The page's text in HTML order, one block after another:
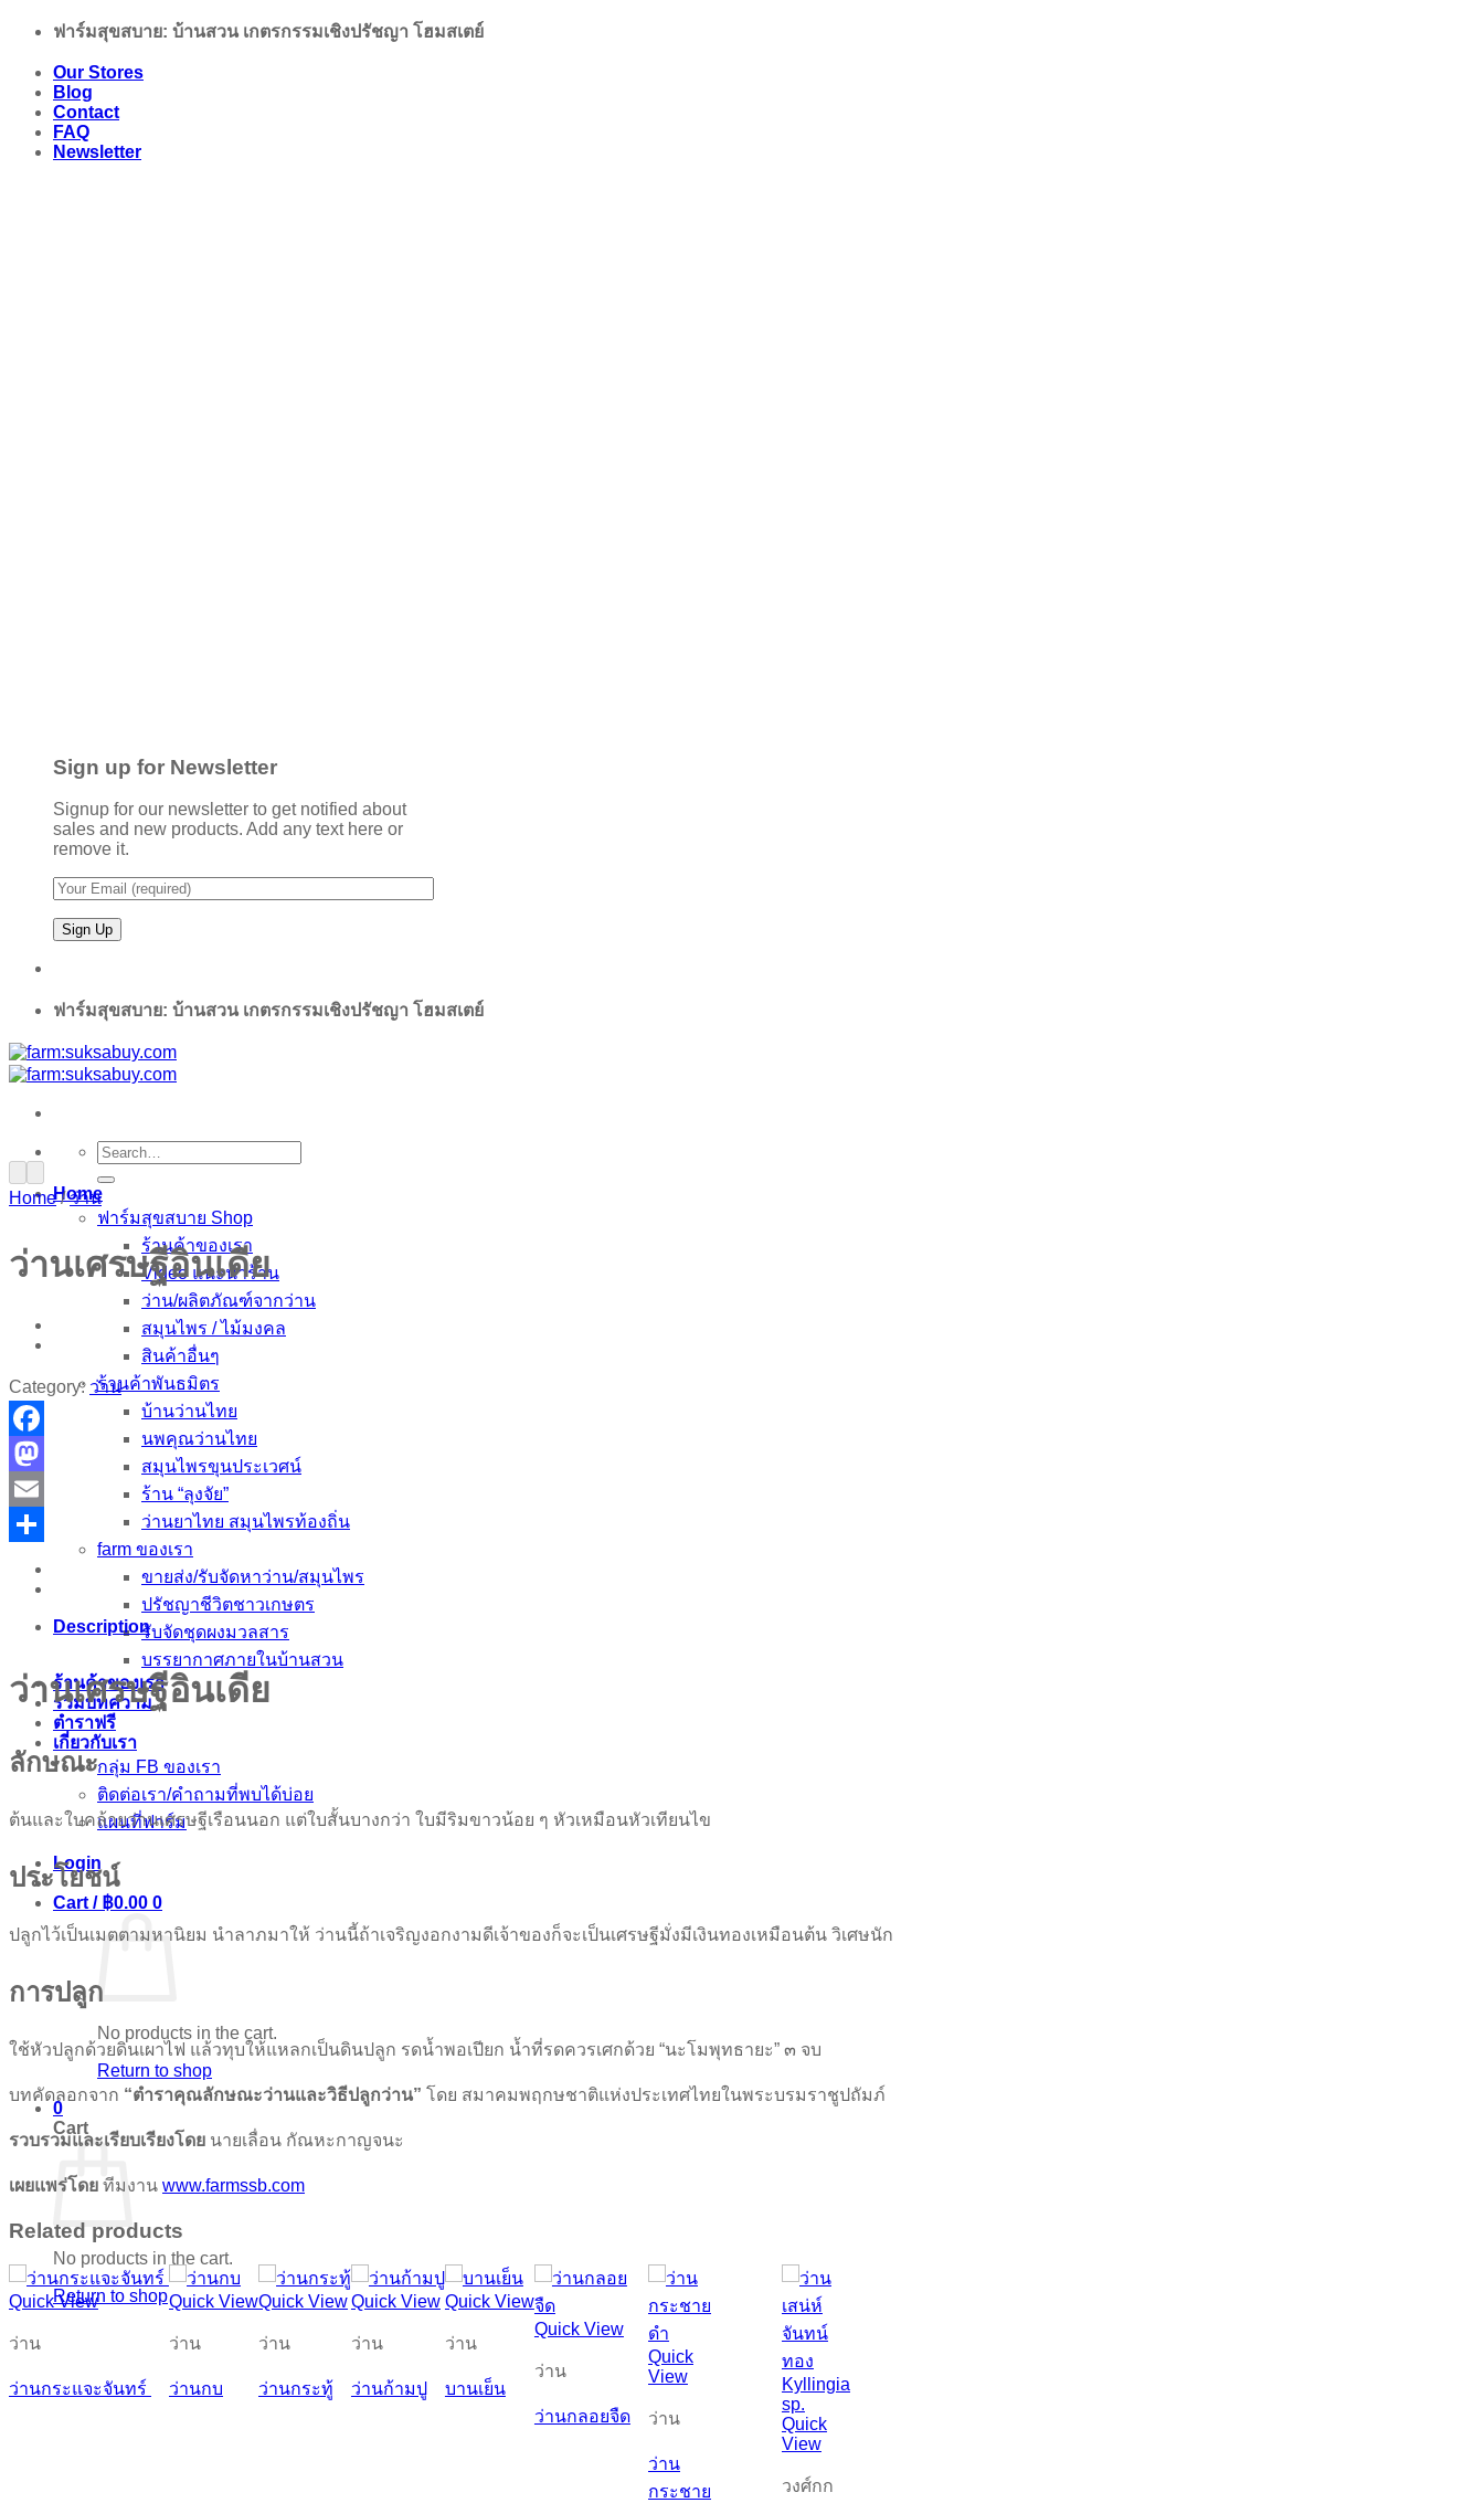
Skip
content
ฟาร์มสุขสบาย: บ้านสวน เกตรกรรมเชิงปรัชญา โฮมสเตย์
Our Stores
Blog
Contact
FAQ
Newsletter
Sign up for Newsletter
Signup for our newsletter to get notified about
sales and new products. Add any text here or
remove it.
ฟาร์มสุขสบาย: บ้านสวน เกตรกรรมเชิงปรัชญา โฮมสเตย์
Search
for:
Home
ฟาร์มสุขสบาย Shop
ร้านค้าของเรา
Video แนะนำร้าน
ว่าน/ผลิตภัณฑ์จากว่าน
สมุนไพร / ไม้มงคล
สินค้าอื่นๆ
ร้านค้าพันธมิตร
บ้านว่านไทย
นพคุณว่านไทย
สมุนไพรขุนประเวศน์
ร้าน “ลุงจัย”
ว่านยาไทย สมุนไพรท้องถิ่น
farm ของเรา
ขายส่ง/รับจัดหาว่าน/สมุนไพร
ปรัชญาชีวิตชาวเกษตร
รับจัดชุดผงมวลสาร
บรรยากาศภายในบ้านสวน
ร้านค้าของเรา
รวมบทความ
ตำราฟรี
เกี่ยวกับเรา
กลุ่ม FB ของเรา
ติดต่อเรา/คำถามที่พบได้บ่อย
แผนที่ฟาร์ม
Login
Cart / ฿0.00 0
No products in the cart.
Return to shop
0
Cart
No products in the cart.
Return to shop
Home / ว่าน
ว่านเศรษฐีอินเดีย
Category: ว่าน
Facebook
Mastodon
Email
Description
ว่านเศรษฐีอินเดีย
ลักษณะ
ต้นและใบคล้ายว่านเศรษฐีเรือนนอก แต่ใบสั้นบางกว่า ใบมีริมขาวน้อย ๆ หัวเหมือนหัวเทียนไข
ประโยชน์
ปลูกไว้เป็นเมตตามหานิยม นำลาภมาให้ ว่านนี้ถ้าเจริญงอกงามดีเจ้าของก็จะเป็นเศรษฐีมั่งมีเงินทองเหมือนต้น วิเศษนัก
การปลูก
ใช้หัวปลูกด้วยดินเผาไฟ แล้วทุบให้แหลกเป็นดินปลูก รดน้ำพอเปียก น้ำที่รดควรเศกด้วย “นะโมพุทธายะ” ๓ จบ
บทคัดลอกจาก “ตำราคุณลักษณะว่านและวิธีปลูกว่าน” โดย สมาคมพฤกษชาติแห่งประเทศไทยในพระบรมราชูปถัมภ์
รวบรวมและเรียบเรียงโดย นายเลื่อน กัณหะกาญจนะ
เผยแพร่โดย ทีมงาน www.farmssb.com
Related products
Quick View
ว่าน
ว่านกระแจะจันทร์
Quick View
ว่าน
ว่านกบ
Quick View
ว่าน
ว่านกระทู้
Quick View
ว่าน
ว่านก้ามปู
Quick View
ว่าน
บานเย็น
Quick View
ว่าน
ว่านกลอยจืด
Quick
View
ว่าน
ว่าน
กระชาย
Quick
View
วงศ์กก